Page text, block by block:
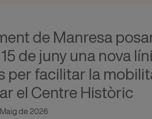
de Manresa
de juny una nova
per facilitar la
el Centre Històric
de 2026